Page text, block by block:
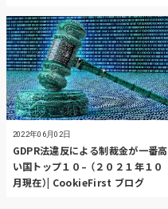
2022年06月02日
GDPR法違反による制裁金が一番高
い国トップ１０– （２０２１年１０
月現在）| CookieFirst ブログ